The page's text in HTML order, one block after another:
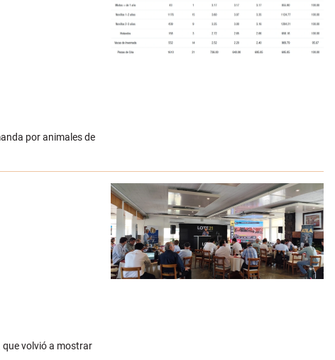
por animales de
que volvió a mostrar